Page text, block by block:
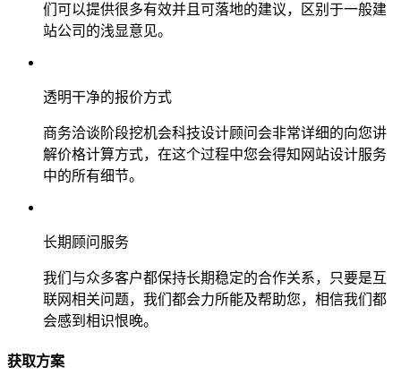
们可以提供很多有效并且可落地的建议，区别于一般建
站公司的浅显意见。
透明干净的报价方式
商务洽谈阶段挖机会科技设计顾问会非常详细的向您讲
解价格计算方式，在这个过程中您会得知网站设计服务
中的所有细节。
长期顾问服务
我们与众多客户都保持长期稳定的合作关系，只要是互
联网相关问题，我们都会力所能及帮助您，相信我们都
会感到相识恨晚。
获取方案